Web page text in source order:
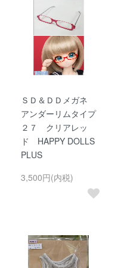
ＳＤ＆ＤＤメガネ
アンダーリムタイプ
２７ クリアレッ
ド HAPPY DOLLS
PLUS
3,500円(内税)